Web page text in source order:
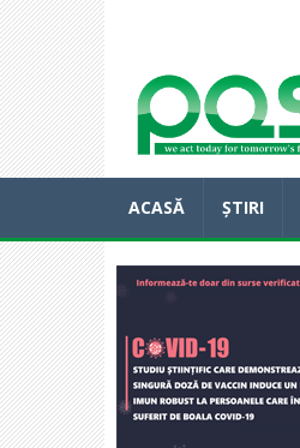
ACASĂ ȘTIRI